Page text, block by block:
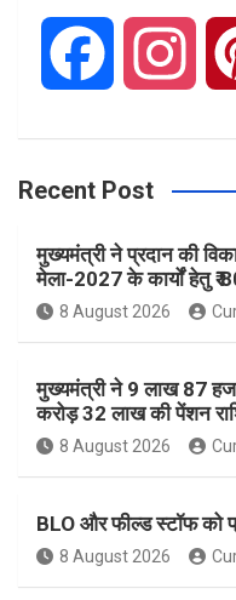
c
e
b
o
k
s
t
a
g
a
Recent Post
मुख्यमंत्री ने प्रदान की
मेला-2027 के कार्यों हेतु ₹
8 August 2026
मुख्यमंत्री ने 9 लाख 87
करोड़ 32 लाख की पेंशन
8 August 2026
BLO और फील्ड स्टॉफ को
8 August 2026